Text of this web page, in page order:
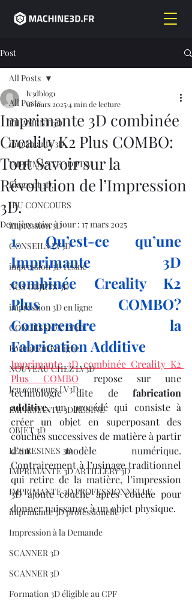
Post
All Posts
FILAMENT 3D
imprimante 3D,
IMPRIMANTE 3D FDM
filament 3D,
JEU CONCOURS
impression 3D
CONSEILS LV3D
impression 3D résine
NOS OBJETS 3D
impression 3D en ligne
CONCESSION LV3D
Formation en ligne
NOUVEAU CHEZ LV3D
Jeu concours LV3D
IMPRIMANTE 3D RESINE
OBJET 3D
LES RESINES 3D
IMPRIMANTE 3D ARTILLERY 3D
IMPRIMANTE 3D PROFESSIONNELLE
imprimante 3D professionelle
Impression à la Demande
SCANNER 3D
SCANNER 3D
Formation 3D éligible au CPF
All Posts
Imprimante 3D combinée
Creality K2 Plus COMBO:
Tout Savoir sur la
Révolution de l’Impression
3D.
lv3dblog1
16 mars 20254 min de lecture
Dernière mise à jour : 17 mars 2025
1. Qu’est-ce qu’une
Imprimante 3D
combinée Creality K2
Plus COMBO?
Comprendre la
Fabrication Additive
Imprimante 3D combinée Creality K2
Plus COMBO repose sur une
technologie dite de fabrication
additive, un procédé qui consiste à
créer un objet en superposant des
couches successives de matière à partir
d’un modèle numérique.
Contrairement à l’usinage traditionnel
qui retire de la matière, l’impression
3D ajoute couche après couche pour
donner naissance à un objet physique.